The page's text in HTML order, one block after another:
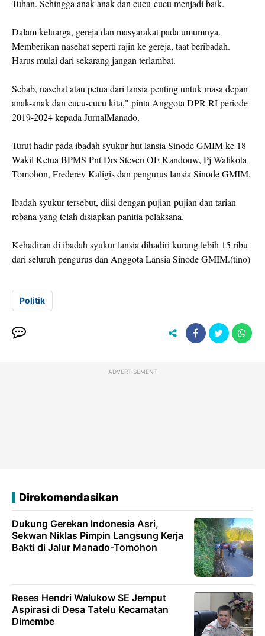
Tuhan. Sehingga anak-anak dan cucu-cucu menjadi baik.
Dalam keluarga, gereja dan masyarakat pada umumnya.
Memberikan nasehat seperti rajin ke gereja, taat beribadah.
Harus mulai dari sekarang jangan terlambat.
Sebab, nasehat atau petua dari lansia penting untuk masa depan
anak-anak dan cucu-cucu kita," pinta Anggota DPR RI periode
2019-2024 kepada JurnalManado.
Turut hadir pada ibadah syukur hut lansia Sinode GMIM ke 18
Wakil Ketua BPMS Pnt Drs Steven OE Kandouw, Pj Walikota
Tomohon, Frederey Kaligis dan pengurus lansia Sinode GMIM.
lbadah syukur tersebut, diisi dengan pujian-pujian dan tarian
rebana yang telah disiapkan panitia pelaksana.
Kehadiran di ibadah syukur lansia dihadiri kurang lebih 15 ribu
dari seluruh pengurus dan Anggota Lansia Sinode GMIM.(tino)
Politik
ADVERTISEMENT
Direkomendasikan
Dukung Gerekan lndonesia Asri,
Sekwan Niklas Pimpin Langsung Kerja
Bakti di Jalur Manado-Tomohon
Reses Hendri Walukow SE Jemput
Aspirasi di Desa Tatelu Kecamatan
Dimembe